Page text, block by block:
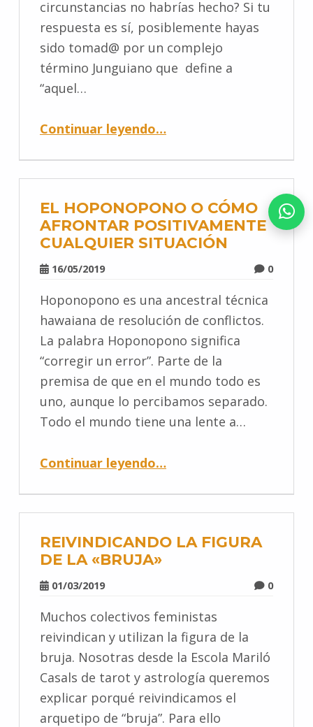
circunstancias no habrías hecho? Si tu
respuesta es sí, posiblemente hayas
sido tomad@ por un complejo
término Junguiano que define a
“aquel…
Continuar leyendo…
EL HOPONOPONO O CÓMO
AFRONTAR POSITIVAMENTE
CUALQUIER SITUACIÓN
16/05/2019 0
Hoponopono es una ancestral técnica
hawaiana de resolución de conflictos.
La palabra Hoponopono significa
“corregir un error”. Parte de la
premisa de que en el mundo todo es
uno, aunque lo percibamos separado.
Todo el mundo tiene una lente a…
Continuar leyendo…
REIVINDICANDO LA FIGURA
DE LA «BRUJA»
01/03/2019 0
Muchos colectivos feministas
reivindican y utilizan la figura de la
bruja. Nosotras desde la Escola Mariló
Casals de tarot y astrología queremos
explicar porqué reivindicamos el
arquetipo de “bruja”. Para ello